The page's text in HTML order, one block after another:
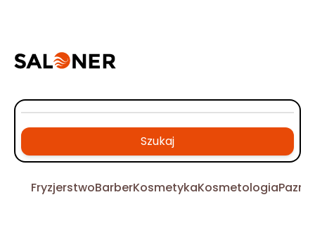
Szukaj
FryzjerstwoBarberKosmetykaKosmetologia